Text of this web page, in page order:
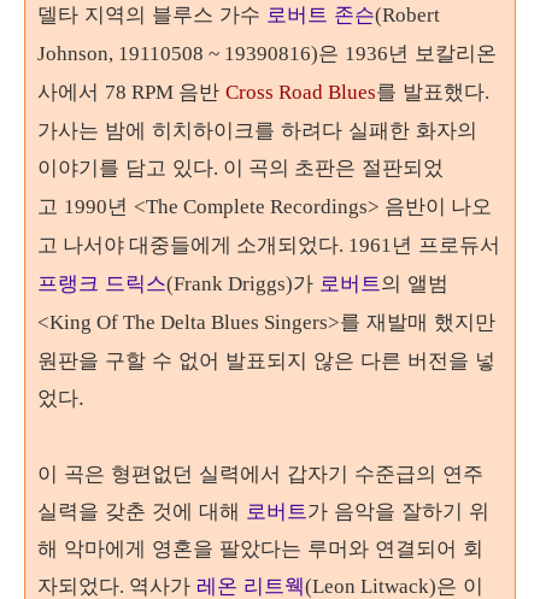
델타 지역의 블루스 가수 로버트 존슨(Robert
Johnson, 19110508 ~ 19390816)은 1936년 보칼리온
사에서 78 RPM 음반 Cross Road Blues를 발표했다.
가사는 밤에 히치하이크를 하려다 실패한 화자의
이야기를 담고 있다. 이 곡의 초판은 절판되었
고 1990년 <The Complete Recordings> 음반이 나오
고 나서야 대중들에게 소개되었다. 1961년 프로듀서
프랭크 드릭스(Frank Driggs)가 로버트의 앨범
<King Of The Delta Blues Singers>를 재발매 했지만
원판을 구할 수 없어 발표되지 않은 다른 버전을 넣
었다.
이 곡은 형편없던 실력에서 갑자기 수준급의 연주
실력을 갖춘 것에 대해 로버트가 음악을 잘하기 위
해 악마에게 영혼을 팔았다는 루머와 연결되어 회
자되었다. 역사가 레온 리트웩(Leon Litwack)은 이